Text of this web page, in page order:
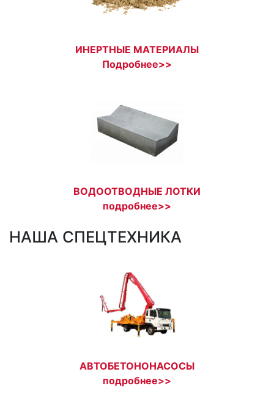
ИНЕРТНЫЕ МАТЕРИАЛЫ
Подробнее>>
ВОДООТВОДНЫЕ ЛОТКИ
подробнее>>
НАША СПЕЦТЕХНИКА
АВТОБЕТОНОНАСОСЫ
подробнее>>